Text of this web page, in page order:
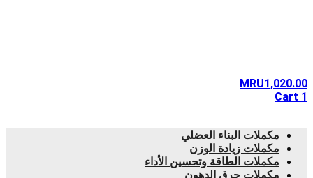
MRU1,020.00
1
Cart
مكملات البناء العضلي
مكملات زيادة الوزن
مكملات الطاقة وتحسين الأداء
مكملات حرق الدهون